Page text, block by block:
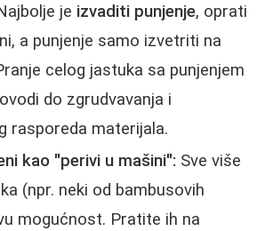
je izvaditi punjenje, oprati
a punjenje samo izvetriti na
celog jastuka sa punjenjem
do zgrudvavanja i
rasporeda materijala.
kao "perivi u mašini": Sve više
(npr. neki od bambusovih
mogućnost. Pratite ih na